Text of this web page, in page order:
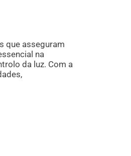
que asseguram
na
da luz. Com a